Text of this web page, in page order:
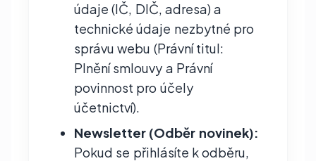
údaje (IČ, DIČ, adresa) a
technické údaje nezbytné pro
správu webu (Právní titul:
Plnění smlouvy a Právní
povinnost pro účely
účetnictví).
Newsletter (Odběr novinek):
Pokud se přihlásíte k odběru,